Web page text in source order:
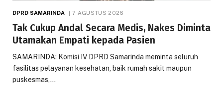
DPRD SAMARINDA 7 AGUSTUS 2026
Tak Cukup Andal Secara Medis, Nakes Diminta
Utamakan Empati kepada Pasien
SAMARINDA: Komisi IV DPRD Samarinda meminta seluruh
fasilitas pelayanan kesehatan, baik rumah sakit maupun
puskesmas,…